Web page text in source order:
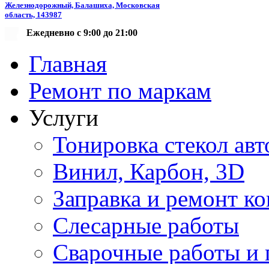
Железнодорожный, Балашиха, Московская
область, 143987
Ежедневно с 9:00 до 21:00
Главная
Ремонт по маркам
Услуги
Тонировка стекол
Винил, Карбон, 3D
Заправка и ремонт
Слесарные работы
Сварочные работы и